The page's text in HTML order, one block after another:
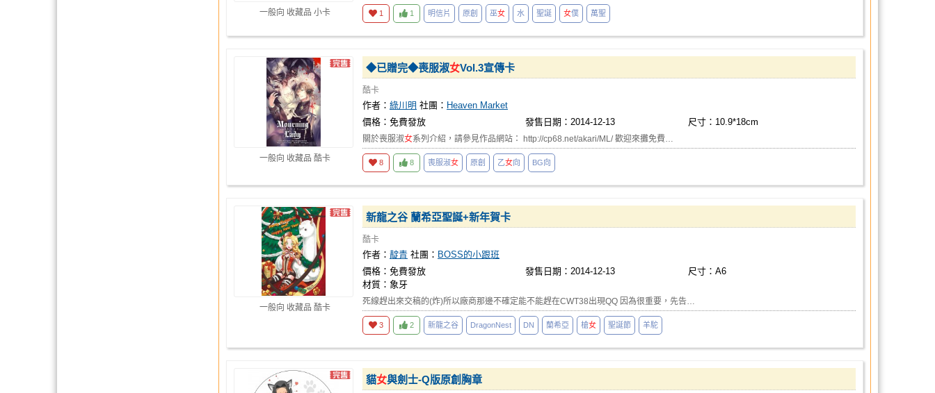
一般向 收藏品 小卡 1 1 明信片 原創 巫女 水 聖誕 女僕 萬聖
一般向 收藏品 酷卡
◆已贈完◆喪服淑女Vol.3宣傳卡
酷卡
作者： 綠川明 社團： Heaven Market
價格：免費發放
發售日期：2014-12-13 尺寸：10.9*18cm
關於喪服淑女系列介紹，請參見作品網站： http://cp68.net/akari/ML/ 歡迎來攤免費…
8 8 喪服淑女 原創 乙女向 BG向
一般向 收藏品 酷卡
新龍之谷 蘭希亞聖誕+新年賀卡
酷卡
作者： 靛青 社團： BOSS的小跟班
價格：免費發放
發售日期：2014-12-13
尺寸：A6
材質：象牙
死線趕出來交稿的(炸)所以廠商那邊不確定能不能趕在CWT38出現QQ 因為很重要，先告…
3 2 新龍之谷 DragonNest DN 蘭希亞 槍女 聖誕節 羊駝
貓女與劍士-Q版原創胸章